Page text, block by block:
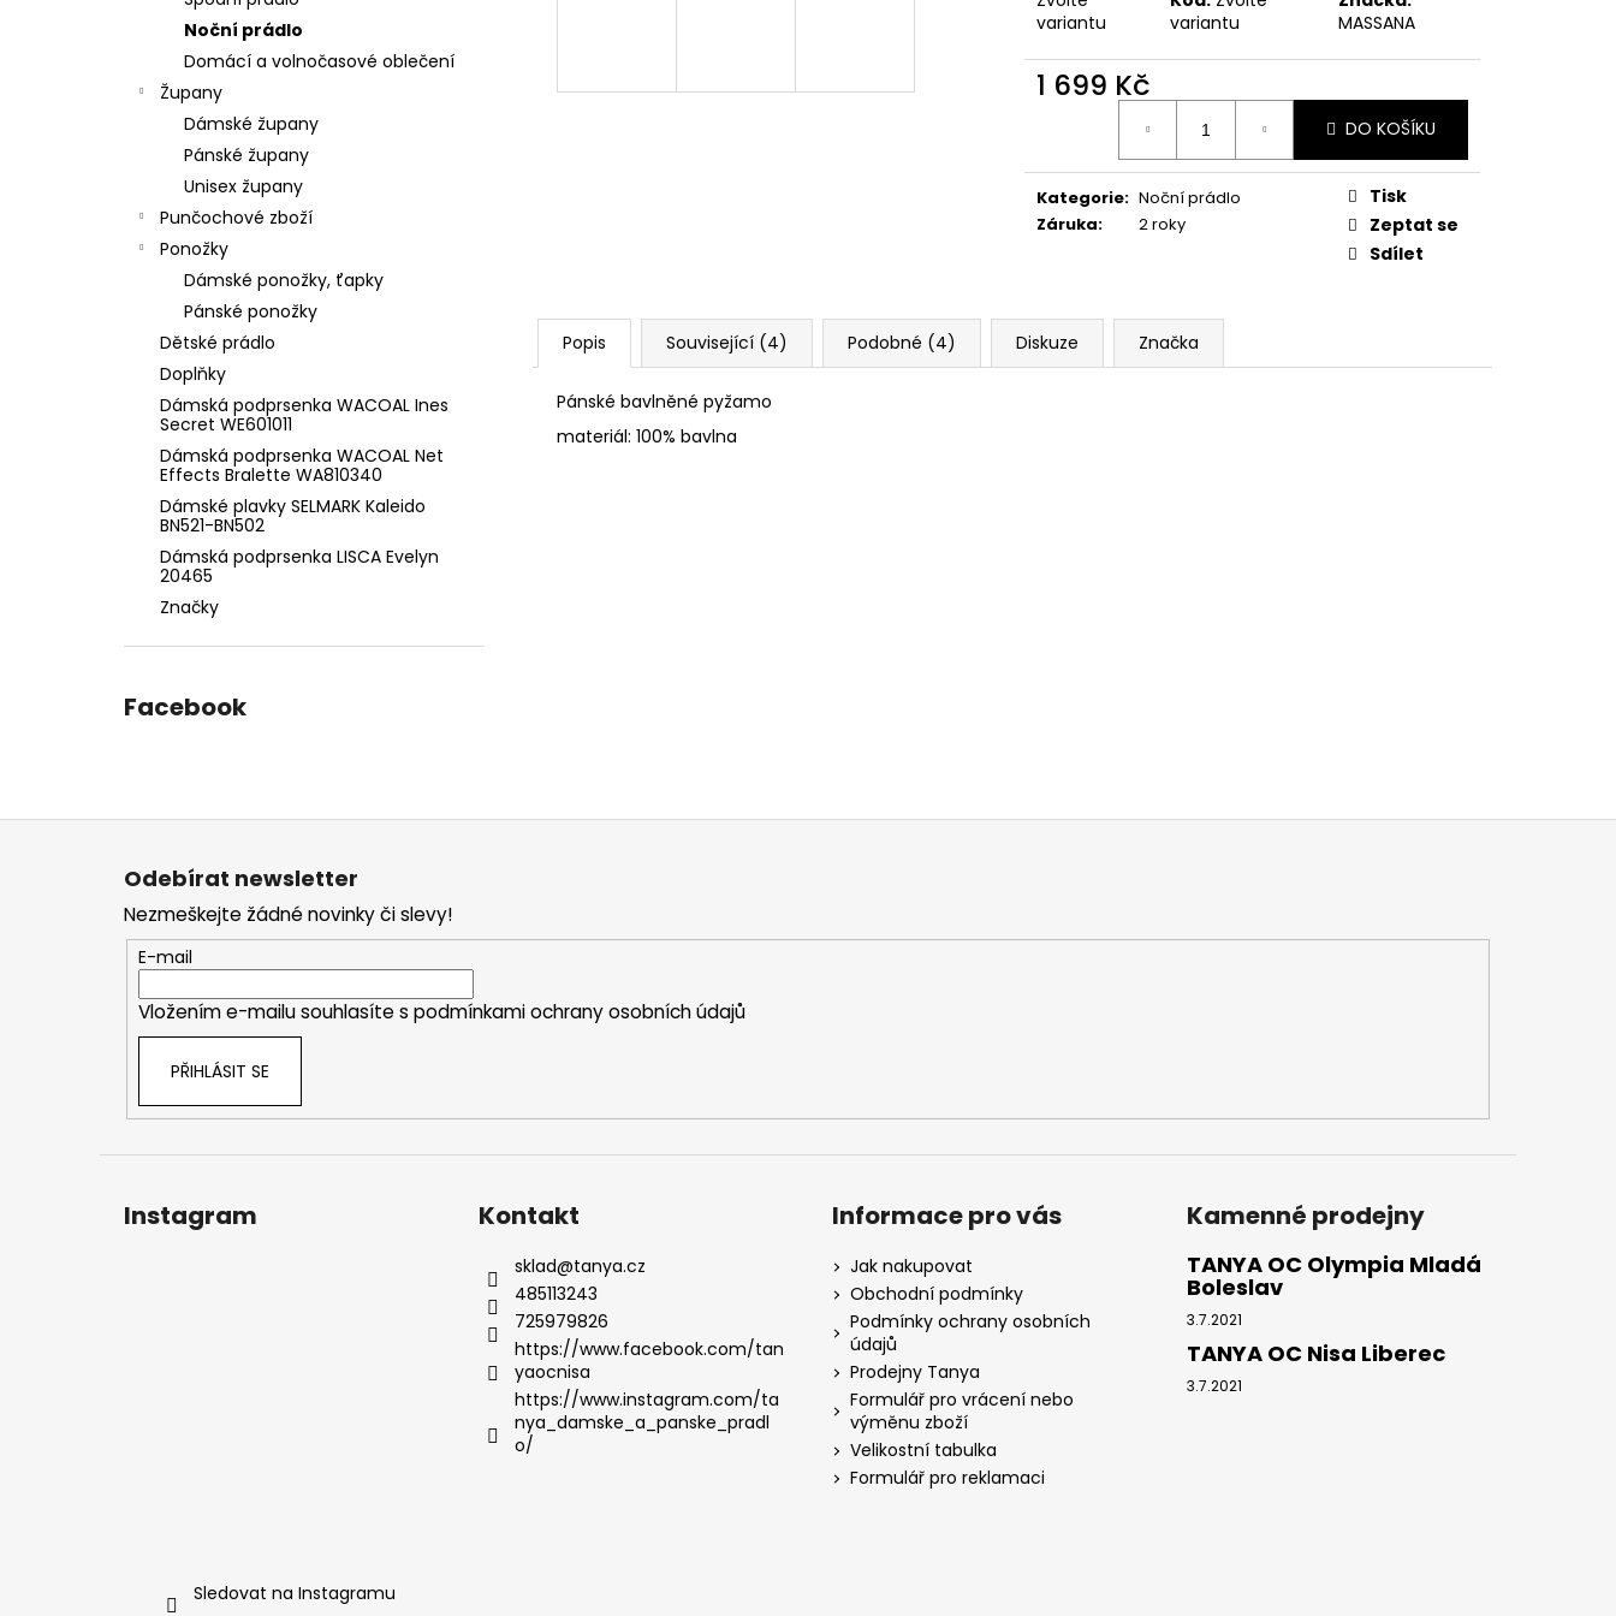
Noční prádlo
Domácí a volnočasové oblečení
Župany
Dámské župany
Pánské župany
Unisex župany
Punčochové zboží
Ponožky
Dámské ponožky, ťapky
Pánské ponožky
Dětské prádlo
Doplňky
Dámská podprsenka WACOAL Ines
Secret WE601011
Dámská podprsenka WACOAL Net
Effects Bralette WA810340
Dámské plavky SELMARK Kaleido
BN521-BN502
Dámská podprsenka LISCA Evelyn
20465
Značky
Facebook
variantu
variantu
MASSANA
1 699 Kč
DO KOŠÍKU
Kategorie: Noční prádlo
Záruka: 2 roky
Tisk
Zeptat se
Sdílet
Popis Související (4) Podobné (4) Diskuze Značka
Pánské bavlněné pyžamo
materiál: 100% bavlna
Z
Odebírat newsletter
Nezmeškejte žádné novinky či slevy!
E-mail
Vložením e-mailu souhlasíte s podmínkami ochrany osobních údajů
PŘIHLÁSIT SE
Instagram
Sledovat na Instagramu
Kontakt
sklad@tanya.cz
485113243
725979826
https://www.facebook.com/tan
yaocnisa
https://www.instagram.com/ta
nya_damske_a_panske_pradl
o/
Informace pro vás
Jak nakupovat
Obchodní podmínky
Podmínky ochrany osobních
údajů
Prodejny Tanya
Formulář pro vrácení nebo
výměnu zboží
Velikostní tabulka
Formulář pro reklamaci
Kamenné prodejny
TANYA OC Olympia Mladá
Boleslav
3.7.2021
TANYA OC Nisa Liberec
3.7.2021